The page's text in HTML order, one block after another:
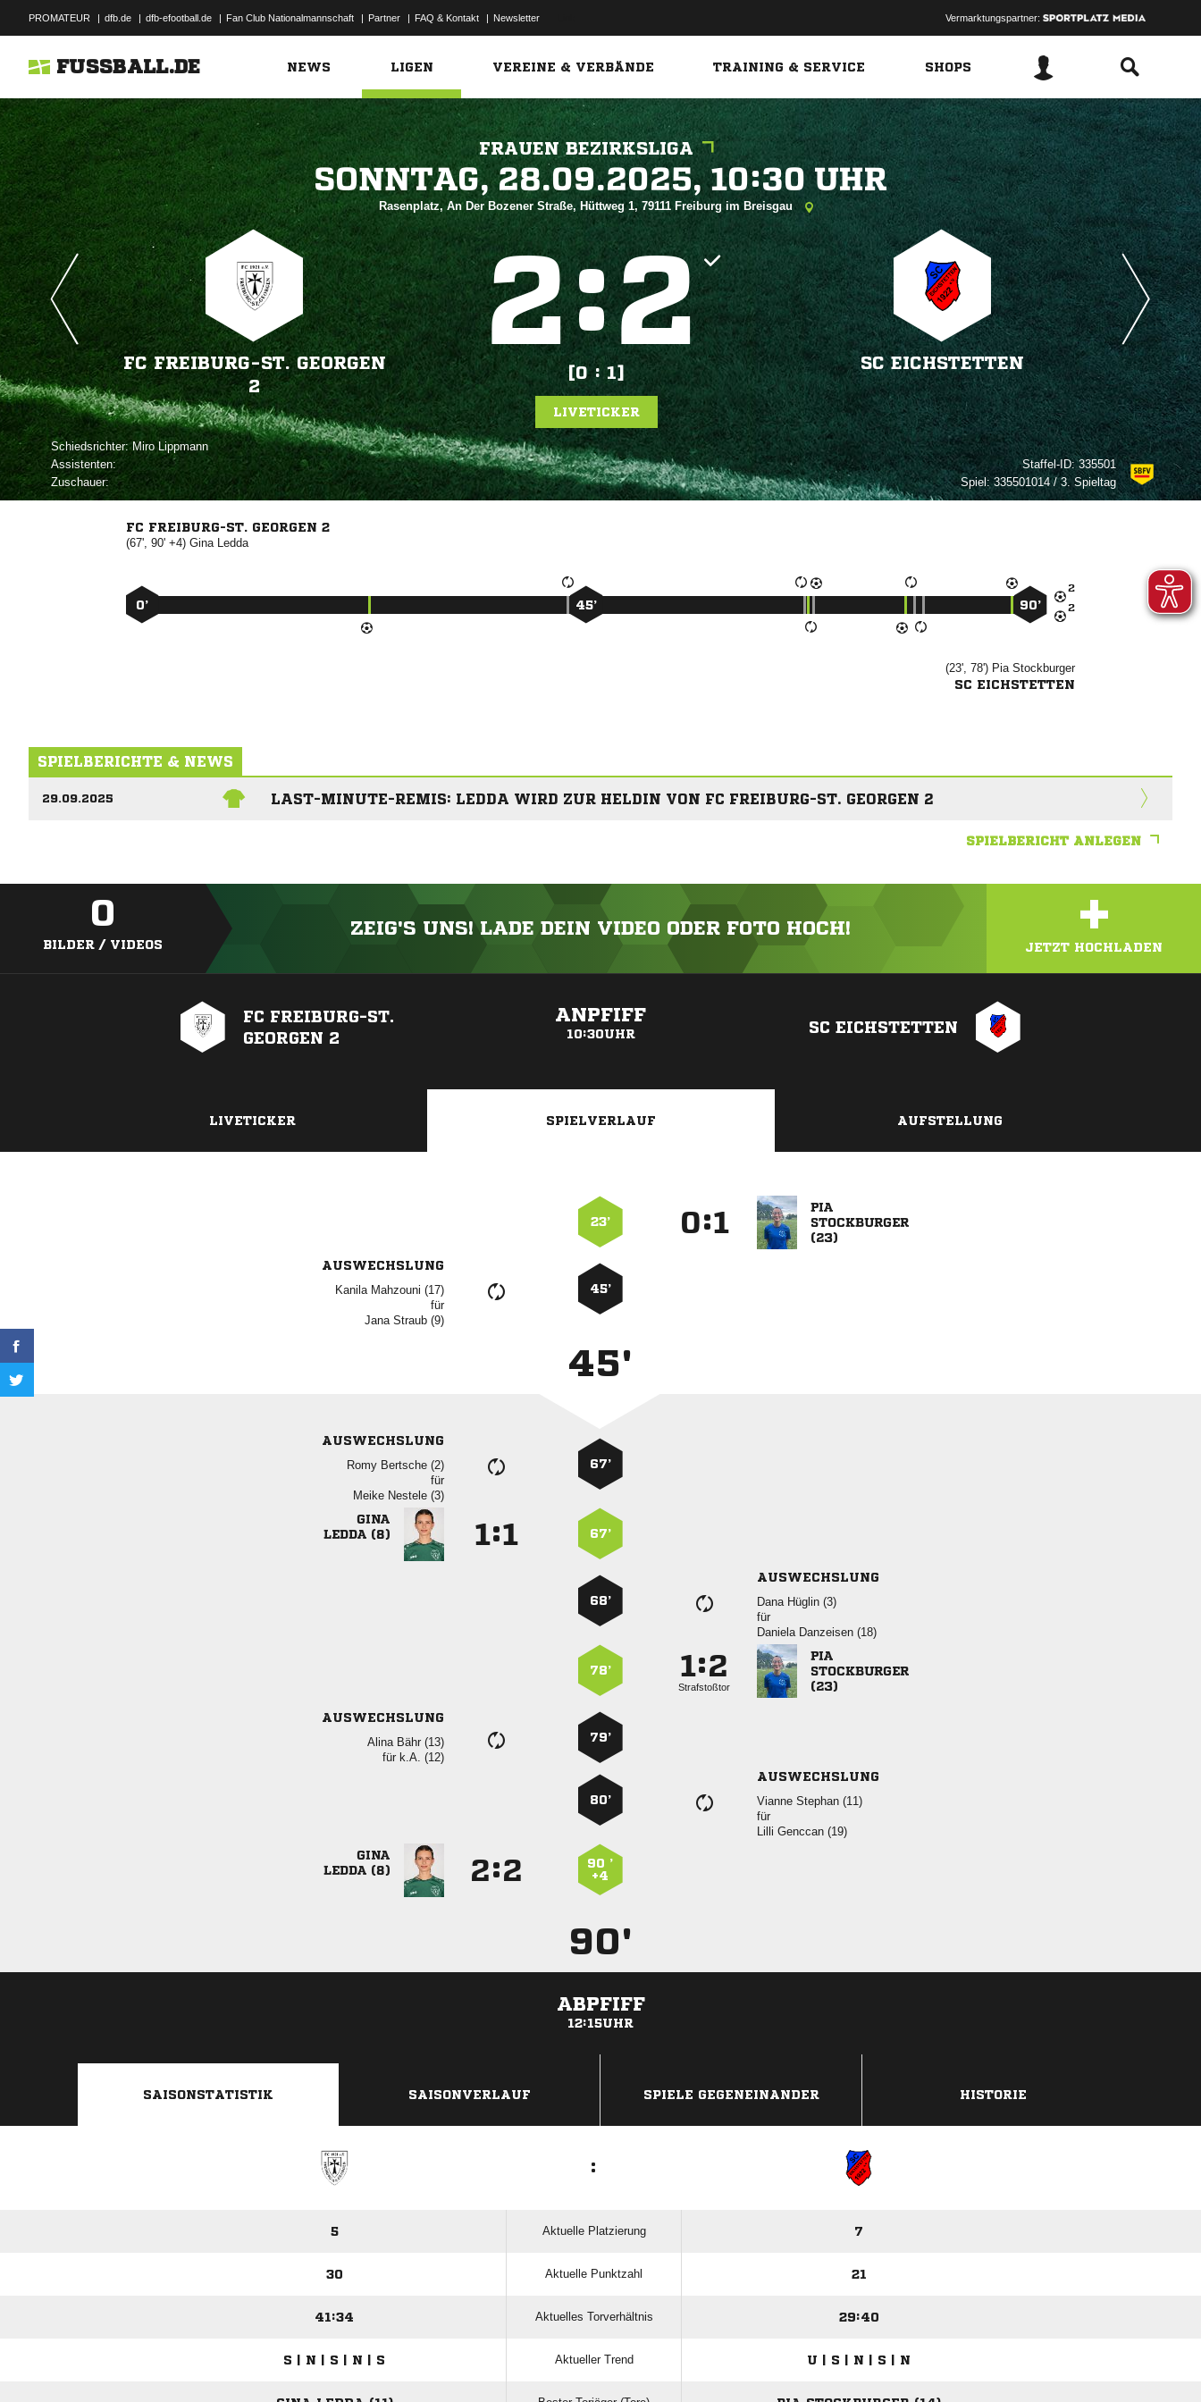
PROMATEUR | dfb.de | dfb-efootball.de | Fan Club Nationalmannschaft | Partner | FAQ & Kontakt | Newsletter Vermarktungspartner:
FUSSBALL.DE NEWS LIGEN VEREINE & VERBÄNDE TRAINING & SERVICE SHOPS
FRAUEN BEZIRKSLIGA
   
Rasenplatz, An Der Bozener Straße, Hüttweg 1, 79111 Freiburg im Breisgau
FC FREIBURG-ST. GEORGEN
2
:
[0 : 1]
SC EICHSTETTEN
LIVETICKER
Schiedsrichter: 
Assistenten:
Zuschauer:
Staffel-ID:335501
Spiel:335501014 / 3. Spieltag
FC FREIBURG-ST. GEORGEN 2
(67', 90' +4) 


0’ 45’ 90’
(23', 78')  
SC EICHSTETTEN
SPIELBERICHTE & NEWS
29.09.2025 LAST-MINUTE-REMIS: LEDDA WIRD ZUR HELDIN VON FC FREIBURG-ST. GEORGEN 2
SPIELBERICHT ANLEGEN
0
BILDER / VIDEOS
ZEIG'S UNS! LADE DEIN VIDEO ODER FOTO HOCH! +
JETZT HOCHLADEN
FC FREIBURG-ST.
GEORGEN 2
ANPFIFF
10:30UHR SC EICHSTETTEN
LIVETICKER SPIELVERLAUF AUFSTELLUNG
23’ :



AUSWECHSLUNG
  
für
  
45’
45'
AUSWECHSLUNG
  
für
  
67’

 
: 67’
68’
AUSWECHSLUNG
  
für
  
78’ :
Strafstoßtor



AUSWECHSLUNG
  
für k.A. (12)
79’
80’
AUSWECHSLUNG
  
für
  

 
:
90 ’
+4
90'
ABPFIFF
12:15UHR
SAISONSTATISTIK SAISONVERLAUF SPIELE GEGENEINANDER HISTORIE
:
5 Aktuelle Platzierung 7
30 Aktuelle Punktzahl 21
41:34 Aktuelles Torverhältnis 29:40
S | N | S | N | S Aktueller Trend U | S | N | S | N